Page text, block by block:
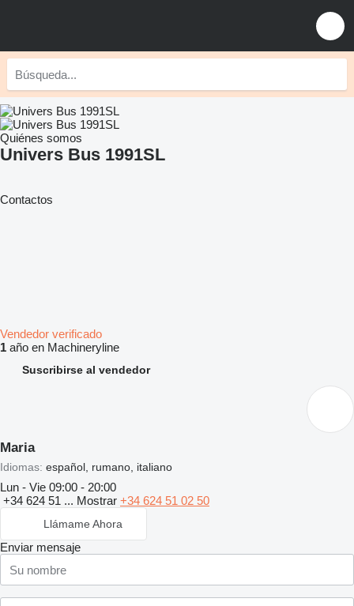
Quiénes somos
Univers Bus 1991SL
Contactos
Vendedor verificado
1 año en Machineryline
Suscribirse al vendedor
Maria
Idiomas: español, rumano, italiano
Lun - Vie 09:00 - 20:00
+34 624 51 ... Mostrar +34 624 51 02 50
Llámame Ahora
Enviar mensaje